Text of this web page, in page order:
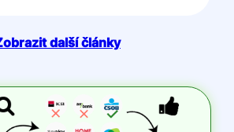
další články